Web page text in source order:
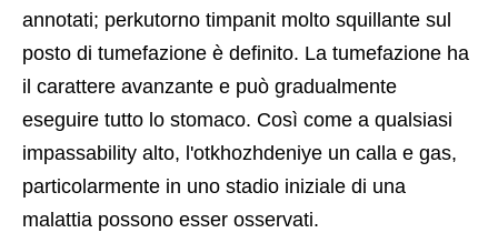
annotati; perkutorno timpanit molto squillante sul
posto di tumefazione è definito. La tumefazione ha
il carattere avanzante e può gradualmente
eseguire tutto lo stomaco. Così come a qualsiasi
impassability alto, l'otkhozhdeniye un calla e gas,
particolarmente in uno stadio iniziale di una
malattia possono esser osservati.